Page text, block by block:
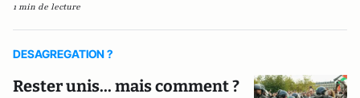
1 min de lecture
DESAGREGATION ?
Rester unis... mais comment ?